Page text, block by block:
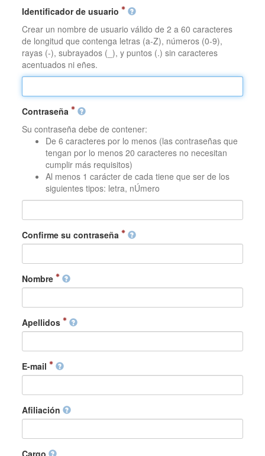
Identificador de usuario
Crear un nombre de usuario válido de 2 a 60 caracteres
de longitud que contenga letras (a-Z), números (0-9),
rayas (-), subrayados (_), y puntos (.) sin caracteres
acentuados ni eñes.
Contraseña
Su contraseña debe de contener:
De 6 caracteres por lo menos (las contraseñas que
tengan por lo menos 20 caracteres no necesitan
cumplir más requisitos)
Al menos 1 carácter de cada tiene que ser de los
siguientes tipos: letra, nÚmero
Confirme su contraseña
Nombre
Apellidos
E-mail
Afiliación
Cargo